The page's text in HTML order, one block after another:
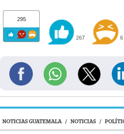
295
267 6
NOTICIAS GUATEMALA / NOTICIAS /